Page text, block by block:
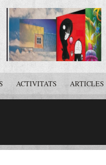
ACTIVITATS ARTICLES